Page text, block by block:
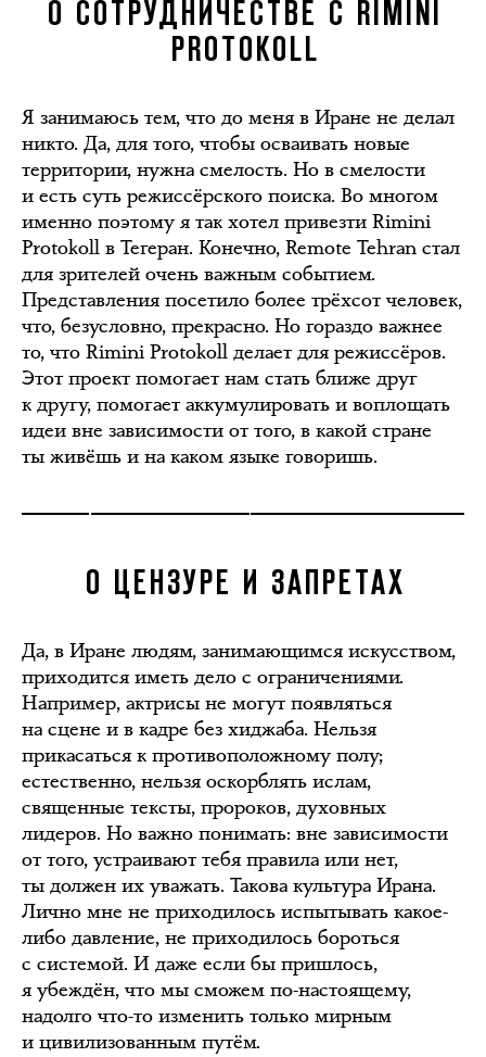
О СОТРУДНИЧЕСТВЕ С RIMINI
PROTOKOLL
Я занимаюсь тем, что до меня в Иране не делал
никто. Да, для того, чтобы осваивать новые
территории, нужна смелость. Но в смелости
и есть суть режиссёрского поиска. Во многом
именно поэтому я так хотел привезти Rimini
Protokoll в Тегеран. Конечно, Remote Tehran стал
для зрителей очень важным событием.
Представления посетило более трёхсот человек,
что, безусловно, прекрасно. Но гораздо важнее
то, что Rimini Protokoll делает для режиссёров.
Этот проект помогает нам стать ближе друг
к другу, помогает аккумулировать и воплощать
идеи вне зависимости от того, в какой стране
ты живёшь и на каком языке говоришь.
О ЦЕНЗУРЕ И ЗАПРЕТАХ
Да, в Иране людям, занимающимся искусством,
приходится иметь дело с ограничениями.
Например, актрисы не могут появляться
на сцене и в кадре без хиджаба. Нельзя
прикасаться к противоположному полу;
естественно, нельзя оскорблять ислам,
священные тексты, пророков, духовных
лидеров. Но важно понимать: вне зависимости
от того, устраивают тебя правила или нет,
ты должен их уважать. Такова культура Ирана.
Лично мне не приходилось испытывать какое-
либо давление, не приходилось бороться
с системой. И даже если бы пришлось,
я убеждён, что мы сможем по-настоящему,
надолго что-то изменить только мирным
и цивилизованным путём.